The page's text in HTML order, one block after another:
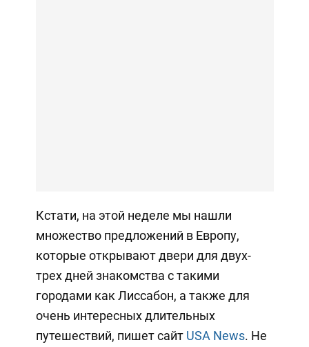
Кстати, на этой неделе мы нашли
множество предложений в Европу,
которые открывают двери для двух-
трех дней знакомства с такими
городами как Лиссабон, а также для
очень интересных длительных
путешествий, пишет сайт USA News. Не